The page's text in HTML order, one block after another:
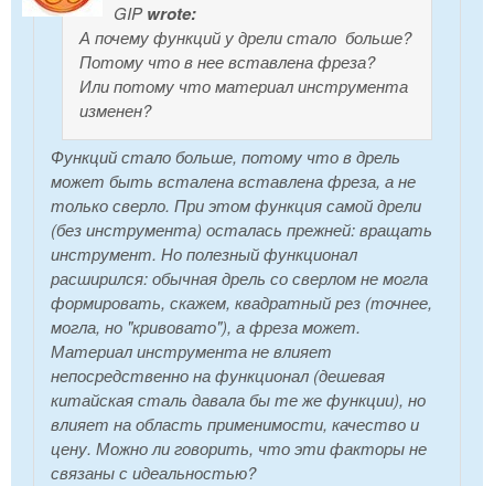
GIPwrote:
А почему функций у дрели стало больше?
Потому что в нее вставлена фреза?
Или потому что материал инструмента
изменен?
Функций стало больше, потому что в дрель
может быть всталена вставлена фреза, а не
только сверло. При этом функция самой дрели
(без инструмента) осталась прежней: вращать
инструмент. Но полезный функционал
расширился: обычная дрель со сверлом не могла
формировать, скажем, квадратный рез (точнее,
могла, но "кривовато"), а фреза может.
Материал инструмента не влияет
непосредственно на функционал (дешевая
китайская сталь давала бы те же функции), но
влияет на область применимости, качество и
цену. Можно ли говорить, что эти факторы не
связаны с идеальностью?